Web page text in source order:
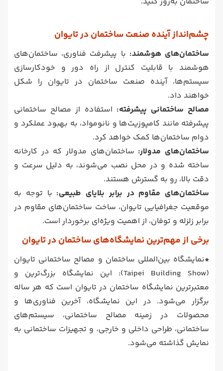
چشم‌انداز آینده صنعت ساختمان در تایوان
ساختمان‌های هوشمند: با پیشرفت فناوری، ساختمان‌های
هوشمند با قابلیت کنترل از راه دور و خودکارسازی
سیستم‌ها، آینده صنعت ساختمان در تایوان را شکل
خواهند داد.
مصالح ساختمانی پیشرفته: استفاده از مصالح ساختمانی
پیشرفته مانند کامپوزیت‌ها و نانومواد، به بهبود عملکرد و
دوام ساختمان‌ها کمک خواهد کرد.
ساختمان‌های مدولار: ساختمان‌های مدولار که در کارخانه
ساخته شده و در محل نصب می‌شوند، به دلیل سرعت و
دقت بالا، رو به گسترش هستند.
ساختمان‌های مقاوم در برابر بلایای طبیعی: با توجه به
موقعیت جغرافیایی تایوان، ساخت ساختمان‌های مقاوم در
برابر زلزله و توفان، از اهمیت ویژه‌ای برخوردار است.
برخی از مهم‌ترین نمایشگاه‌های ساختمان در تایوان
*نمایشگاه بین‌المللی ساختمان و مصالح ساختمانی تایوان
(Taipei Building Show): این نمایشگاه بزرگ‌ترین و
معتبرترین نمایشگاه ساختمان در تایوان است که هر ساله
برگزار می‌شود. در این نمایشگاه، آخرین فناوری‌ها و
محصولات در زمینه مصالح ساختمانی، سیستم‌های
ساختمانی، طراحی داخلی و خارجی، و تجهیزات ساختمانی به
نمایش گذاشته می‌شود.